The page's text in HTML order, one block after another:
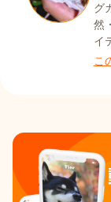
グ
然
イ
こ